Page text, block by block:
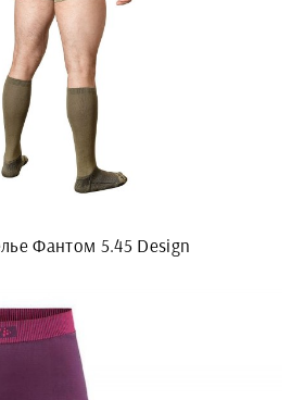
Фантом 5.45 Design